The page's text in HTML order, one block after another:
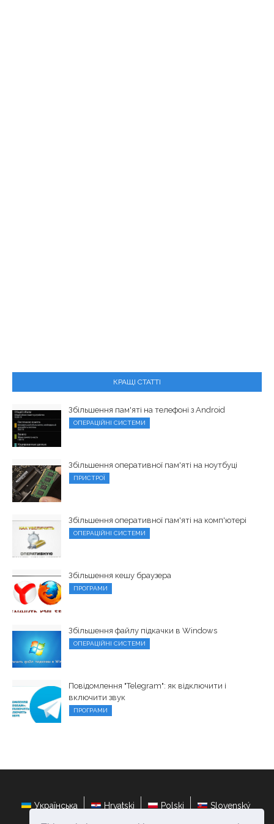
КРАЩІ СТАТТІ
Збільшення пам'яті на телефоні з Android
ОПЕРАЦІЙНІ СИСТЕМИ
Збільшення оперативної пам'яті на ноутбуці
ПРИСТРОЇ
Збільшення оперативної пам'яті на комп'ютері
ОПЕРАЦІЙНІ СИСТЕМИ
Збільшення кешу браузера
ПРОГРАМИ
Збільшення файлу підкачки в Windows
ОПЕРАЦІЙНІ СИСТЕМИ
Повідомлення "Telegram": як відключити і
включити звук
ПРОГРАМИ
Українська Hrvatski Polski Slovenský